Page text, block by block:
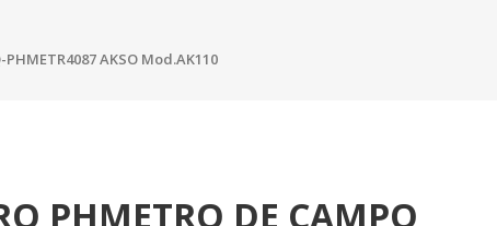
PHMETR4087 AKSO Mod.AK110
PHMETRO DE CAMPO